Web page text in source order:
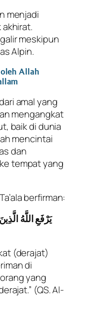
menjadi
meskipun
Alpin.
Allah
amal yang
mengangkat
baik di dunia
mencintai
dan
tempat yang
berfirman:
يَرْفَعِ اللَّهُ
(derajat)
di
yang
(QS. Al-